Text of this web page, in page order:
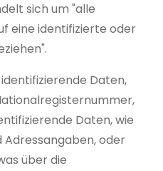
sich um "alle
eine identifizierte oder
Daten,
Daten, wie
oder
über die